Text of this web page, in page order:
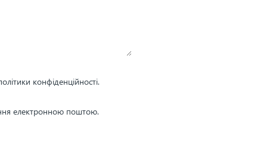
конфіденційності.
електронною поштою.